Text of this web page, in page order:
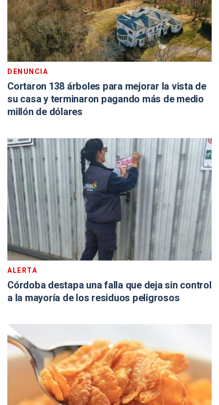
DENUNCIA
Cortaron 138 árboles para mejorar la vista de
su casa y terminaron pagando más de medio
millón de dólares
ALERTA
Córdoba destapa una falla que deja sin control
a la mayoría de los residuos peligrosos